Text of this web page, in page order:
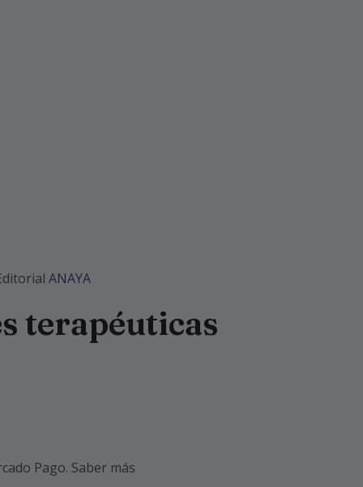
ANAYA
terapéuticas
Pago. Saber más